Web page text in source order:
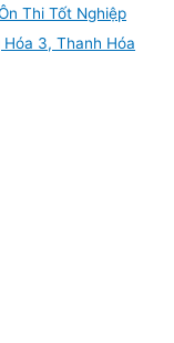
Thi Tốt Nghiệp
3, Thanh Hóa